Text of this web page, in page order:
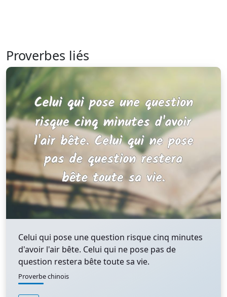
Proverbes liés
Celui qui pose une question risque cinq minutes
d'avoir l'air bête. Celui qui ne pose pas de
question restera bête toute sa vie.
Proverbe chinois